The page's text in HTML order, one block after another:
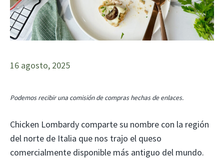
16 agosto, 2025
Podemos recibir una comisión de compras hechas de enlaces.
Chicken Lombardy comparte su nombre con la región
del norte de Italia que nos trajo el queso
comercialmente disponible más antiguo del mundo.